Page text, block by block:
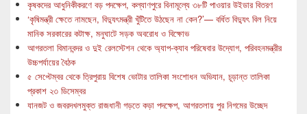
কৃষকদের আধুনিকীকরণে বড় পদক্ষেপ, কল্যাণপুরে বিনামূল্যে ৩৮টি পাওয়ার উইডার বিতরণ
‘কৃষিমন্ত্রী ক্ষেতে নামছেন, বিদ্যুৎমন্ত্রী খুঁটিতে উঠছেন না কেন?’— বর্ধিত বিদ্যুৎ বিল নিয়ে
মানিক সরকারের কটাক্ষ, মনুঘাটে সড়ক অবরোধ ও বিক্ষোভ
আগরতলা বিমানবন্দর ও দুই রেলস্টেশন থেকে অ্যাপ-ক্যাব পরিষেবার উদ্যোগ, পরিবহনমন্ত্রীর
উচ্চপর্যায়ের বৈঠক
৫ সেপ্টেম্বর থেকে ত্রিপুরায় বিশেষ ভোটার তালিকা সংশোধন অভিযান, চূড়ান্ত তালিকা
প্রকাশ ২৩ ডিসেম্বর
যানজট ও জবরদখলমুক্ত রাজধানী গড়তে কড়া পদক্ষেপ, আগরতলায় পুর নিগমের উচ্ছেদ